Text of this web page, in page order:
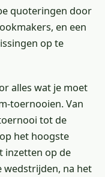
quoteringen door
en een
op te
alles wat je moet
toernooien. Van
tot de
het hoogste
inzetten op de
na het